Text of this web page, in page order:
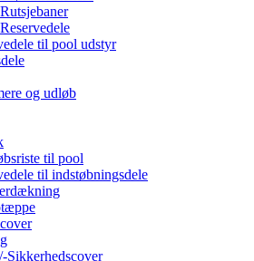
Rutsjebaner
Reservedele
til pool udstyr
og udløb
til pool
til indstøbningsdele
Sikkerhedscover